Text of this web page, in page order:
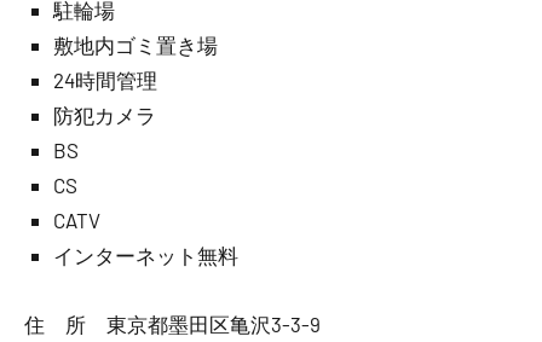
駐輪場
敷地内ゴミ置き場
24時間管理
防犯カメラ
BS
CS
CATV
インターネット無料
住 所 東京都墨田区亀沢3-3-9